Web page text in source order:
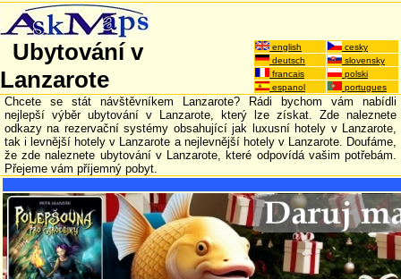
Ubytování v
Lanzarote
english
cesky
deutsch
slovensky
francais
polski
espanol
portugues
Chcete se stát návštěvníkem Lanzarote? Rádi bychom vám nabídli
nejlepší výběr ubytování v Lanzarote, který lze získat. Zde naleznete
odkazy na rezervační systémy obsahující jak luxusní hotely v Lanzarote,
tak i levnější hotely v Lanzarote a nejlevnější hotely v Lanzarote. Doufáme,
že zde naleznete ubytování v Lanzarote, které odpovídá vašim potřebám.
Přejeme vám příjemný pobyt.